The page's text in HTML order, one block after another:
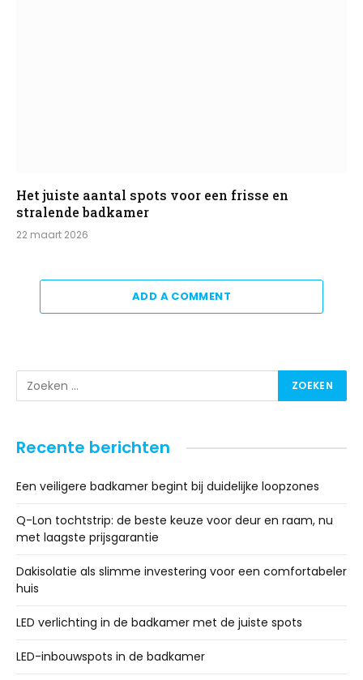
Het juiste aantal spots voor een frisse en
stralende badkamer
22 maart 2026
ADD A COMMENT
Recente berichten
Een veiligere badkamer begint bij duidelijke loopzones
Q-Lon tochtstrip: de beste keuze voor deur en raam, nu
met laagste prijsgarantie
Dakisolatie als slimme investering voor een comfortabeler
huis
LED verlichting in de badkamer met de juiste spots
LED-inbouwspots in de badkamer